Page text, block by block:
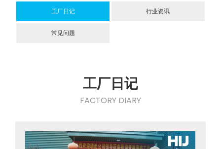
工厂日记 行业资讯
常见问题
工厂日记
FACTORY DIARY